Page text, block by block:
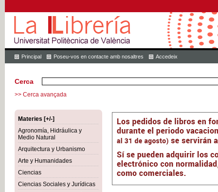
Principal Poseu-vos en contacte amb nosaltres Accedeix
Cerca
>> Cerca avançada
Materies [+/-]
Agronomía, Hidráulica y
Medio Natural
Arquitectura y Urbanismo
Arte y Humanidades
Ciencias
Ciencias Sociales y Jurídicas